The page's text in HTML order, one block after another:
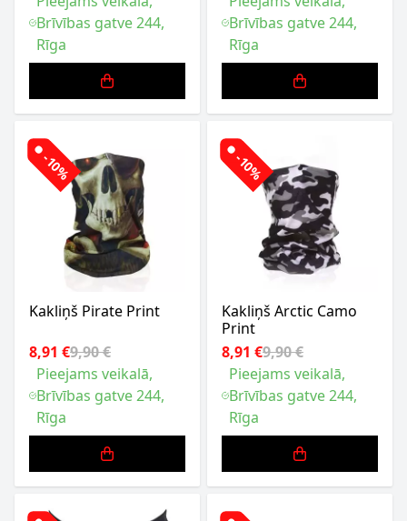
Brīvības gatve 244,
Rīga
Brīvības gatve 244,
Rīga
-10%
Kakliņš Pirate Print
8,91 €9,90 €
Pieejams veikalā,
Brīvības gatve 244,
Rīga
-10%
Kakliņš Arctic Camo
Print
8,91 €9,90 €
Pieejams veikalā,
Brīvības gatve 244,
Rīga